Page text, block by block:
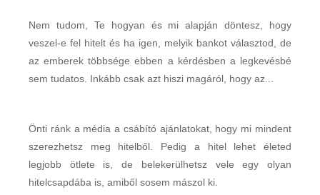
Nem tudom, Te hogyan és mi alapján döntesz, hogy
veszel-e fel hitelt és ha igen, melyik bankot választod, de
az emberek többsége ebben a kérdésben a legkevésbé
sem tudatos. Inkább csak azt hiszi magáról, hogy az...
Önti ránk a média a csábító ajánlatokat, hogy mi mindent
szerezhetsz meg hitelből. Pedig a hitel lehet életed
legjobb ötlete is, de belekerülhetsz vele egy olyan
hitelcsapdába is, amiből sosem mászol ki.